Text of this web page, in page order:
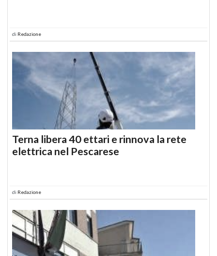
di Redazione
Terna libera 40 ettari e rinnova la rete
elettrica nel Pescarese
di Redazione